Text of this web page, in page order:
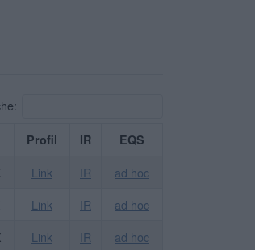
Profil IR EQS
Link IR
ad hoc
Link IR
ad hoc
Link IR
ad hoc